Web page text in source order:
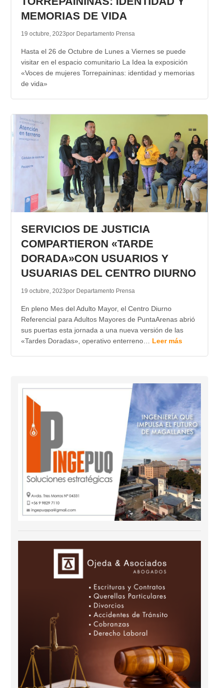
MEMORIAS DE VIDA
19 octubre, 2023por Departamento Prensa
Hasta el 26 de Octubre de Lunes a Viernes se puede
visitar en el espacio comunitario La Idea la exposición
«Voces de mujeres Torrepaininas: identidad y memorias
de vida»
SERVICIOS DE JUSTICIA
COMPARTIERON «TARDE
DORADA»CON USUARIOS Y
USUARIAS DEL CENTRO DIURNO
19 octubre, 2023por Departamento Prensa
En pleno Mes del Adulto Mayor, el Centro Diurno
Referencial para Adultos Mayores de PuntaArenas abrió
sus puertas esta jornada a una nueva versión de las
«Tardes Doradas», operativo enterreno… Leer más